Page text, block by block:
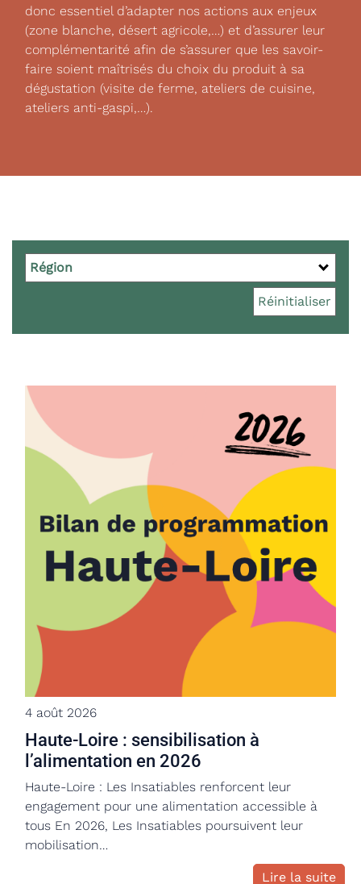
donc essentiel d’adapter nos actions aux enjeux
(zone blanche, désert agricole,…) et d’assurer leur
complémentarité afin de s’assurer que les savoir-
faire soient maîtrisés du choix du produit à sa
dégustation (visite de ferme, ateliers de cuisine,
ateliers anti-gaspi,…).
Région
Réinitialiser
4 août 2026
Haute-Loire : sensibilisation à
l’alimentation en 2026
Haute-Loire : Les Insatiables renforcent leur
engagement pour une alimentation accessible à
tous En 2026, Les Insatiables poursuivent leur
mobilisation…
Lire la suite